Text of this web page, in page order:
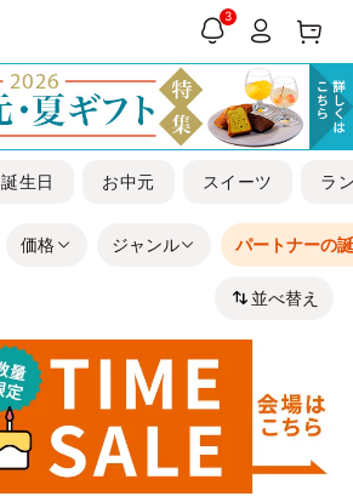
3
誕生日 お中元 スイーツ ラ
価格 ジャンル パートナーの
並べ替え